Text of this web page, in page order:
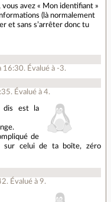
vous avez « Mon identifiant »
(là normalement
et sans s’arrêter donc tu
16:30. Évalué à -3.
. Évalué à 4.
dis est la
de
sur celui de ta boîte, zéro
. Évalué à9.